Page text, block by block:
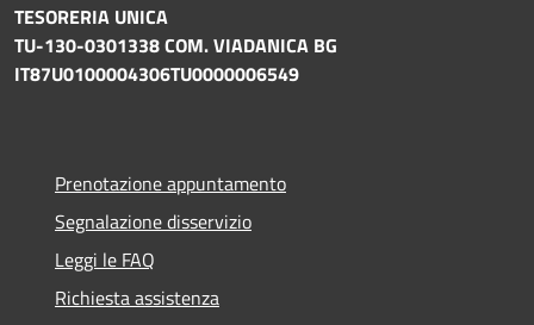
TESORERIA UNICA
TU-130-0301338 COM. VIADANICA BG
IT87U0100004306TU0000006549
Prenotazione appuntamento
Segnalazione disservizio
Leggi le FAQ
Richiesta assistenza